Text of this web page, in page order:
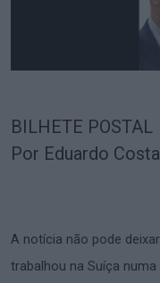
BILHETE POSTAL
Por Eduardo Costa
A notícia não pode
trabalhou na Suíça